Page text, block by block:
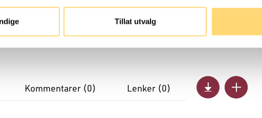
Tillat utvalg
Kommentarer (0) Lenker (0)